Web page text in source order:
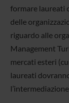
formare laureati
delle
riguardo alle
Management
mercati esteri
laureati